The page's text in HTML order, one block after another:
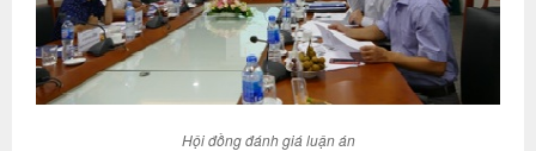
Hội đồng đánh giá luận án